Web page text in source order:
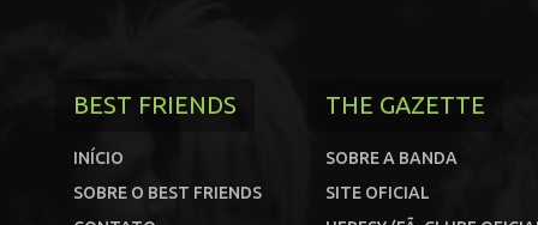
BEST FRIENDS
INÍCIO
SOBRE O BEST FRIENDS
THE GAZETTE
SOBRE A BANDA
SITE OFICIAL